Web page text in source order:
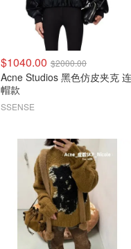
$1040.00 $2000.00
Acne Studios 黑色仿皮夹克 连
帽款
SSENSE